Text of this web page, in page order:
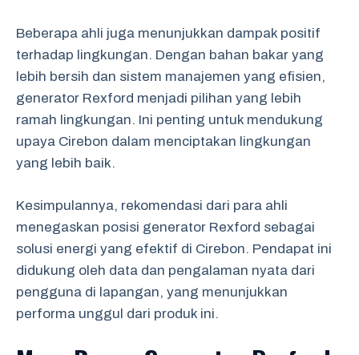
Beberapa ahli juga menunjukkan dampak positif
terhadap lingkungan. Dengan bahan bakar yang
lebih bersih dan sistem manajemen yang efisien,
generator Rexford menjadi pilihan yang lebih
ramah lingkungan. Ini penting untuk mendukung
upaya Cirebon dalam menciptakan lingkungan
yang lebih baik.
Kesimpulannya, rekomendasi dari para ahli
menegaskan posisi generator Rexford sebagai
solusi energi yang efektif di Cirebon. Pendapat ini
didukung oleh data dan pengalaman nyata dari
pengguna di lapangan, yang menunjukkan
performa unggul dari produk ini.